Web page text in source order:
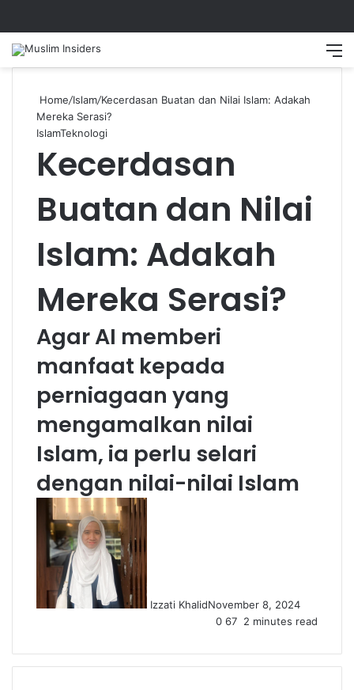
Home/Islam/Kecerdasan Buatan dan Nilai Islam: Adakah
Mereka Serasi?
IslamTeknologi
Kecerdasan
Buatan dan Nilai
Islam: Adakah
Mereka Serasi?
Agar AI memberi
manfaat kepada
perniagaan yang
mengamalkan nilai
Islam, ia perlu selari
dengan nilai-nilai Islam
Izzati KhalidNovember 8, 2024
0 67 2 minutes read